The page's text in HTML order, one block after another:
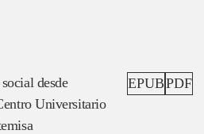
desde
Universitario
PDF
EPUB